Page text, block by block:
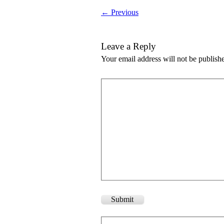
← Previous
Leave a Reply
Your email address will not be
Submit